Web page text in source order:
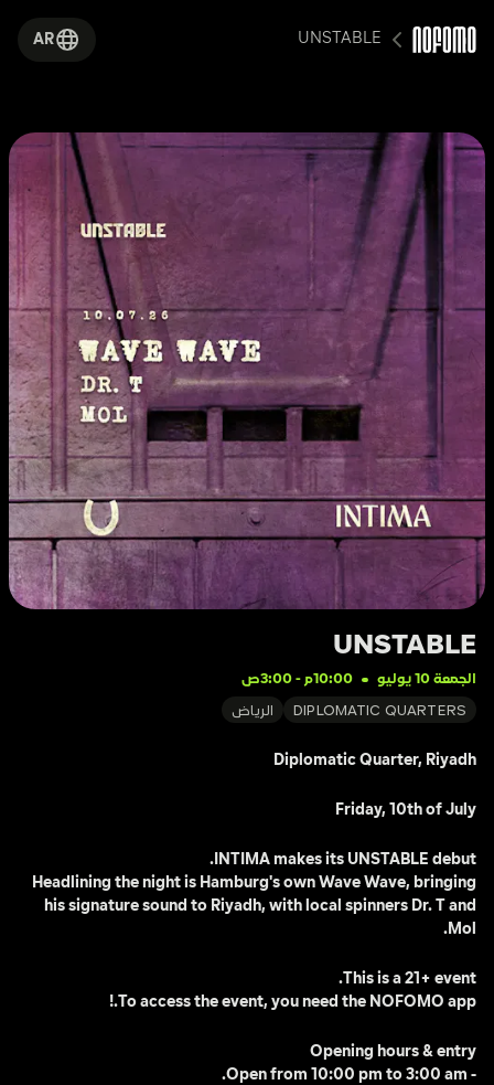
UNSTABLE
AR
UNSTABLE
الجمعة 10 يوليو 10:00م - 3:00ص
DIPLOMATIC QUARTERS الرياض
Diplomatic Quarter, Riyadh
Friday, 10th of July
INTIMA makes its UNSTABLE debut.
Mol.
This is a 21+ event.
To access the event, you need the NOFOMO app.!
Opening hours & entry
- Open from 10:00 pm to 3:00 am.